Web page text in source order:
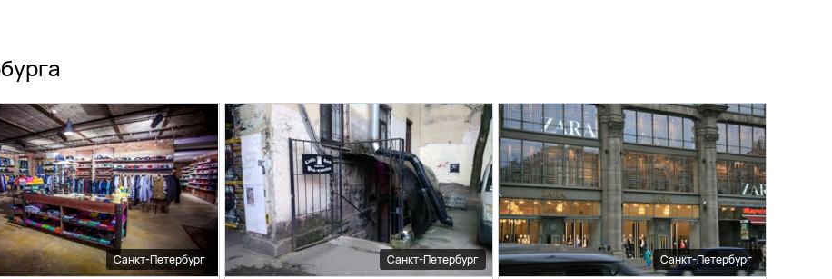
Санкт-Петербург Санкт-Петербург Санкт-Петербург